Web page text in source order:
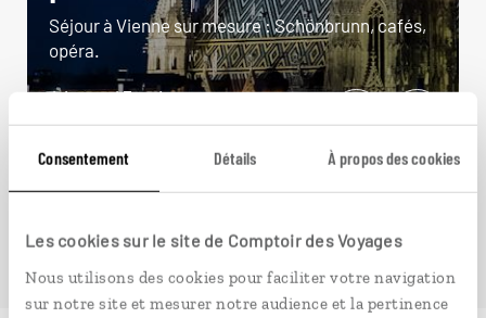
Consentement Détails À propos des cookies
Les cookies sur le site de Comptoir des Voyages
Nous utilisons des cookies pour faciliter votre navigation
sur notre site et mesurer notre audience et la pertinence
Séjour à Vienne sur mesure : Schönbrunn, cafés,
opéra.
4 jours / 3 nuits
à partir de 970€